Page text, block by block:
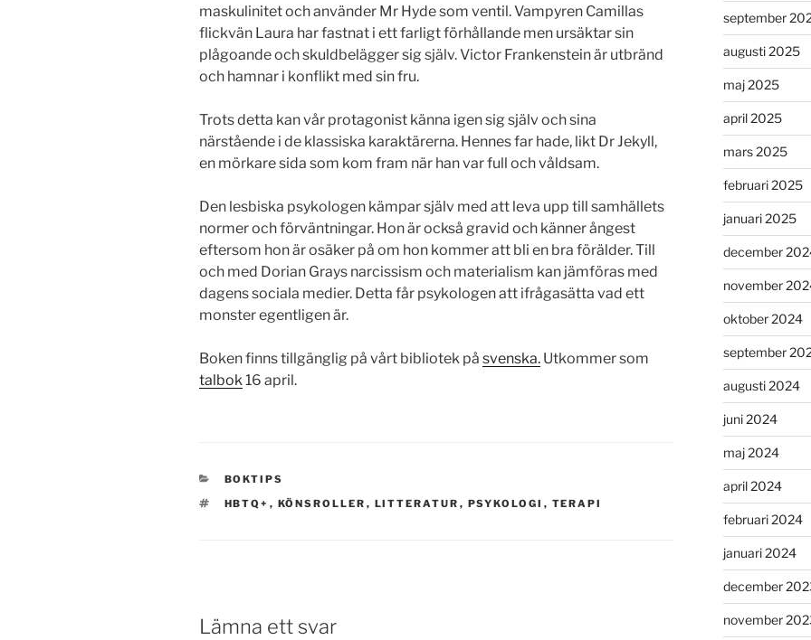
maskulinitet och använder Mr Hyde som ventil. Vampyren Camillas
flickvän Laura har fastnat i ett farligt förhållande men ursäktar sin
plågoande och skuldbelägger sig själv. Victor Frankenstein är utbränd
och hamnar i konflikt med sin fru.
Trots detta kan vår protagonist känna igen sig själv och sina
närstående i de klassiska karaktärerna. Hennes far hade, likt Dr Jekyll,
en mörkare sida som kom fram när han var full och våldsam.
Den lesbiska psykologen kämpar själv med att leva upp till samhällets
normer och förväntningar. Hon är också gravid och känner ångest
eftersom hon är osäker på om hon kommer att bli en bra förälder. Till
och med Dorian Grays narcissism och materialism kan jämföras med
dagens sociala medier. Detta får psykologen att ifrågasätta vad ett
monster egentligen är.
Boken finns tillgänglig på vårt bibliotek på svenska. Utkommer som
talbok16 april.
KATEGORIER
BOKTIPS
TAGGAR
HBTQ+ , KÖNSROLLER , LITTERATUR , PSYKOLOGI , TERAPI
Lämna ett svar
september
augusti 2025
maj 2025
april 2025
mars 2025
februari 2025
januari 2025
december
november
oktober 2024
september
augusti 2024
juni 2024
maj 2024
april 2024
februari 2024
januari 2024
december
november